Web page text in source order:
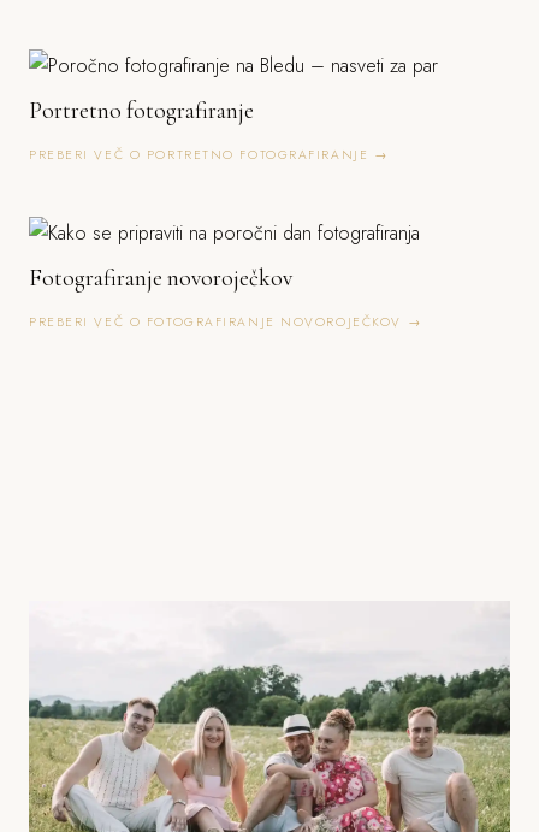
Portretno fotografiranje
PREBERI VEČ O PORTRETNO FOTOGRAFIRANJE →
Fotografiranje novoroječkov
PREBERI VEČ O FOTOGRAFIRANJE NOVOROJEČKOV →